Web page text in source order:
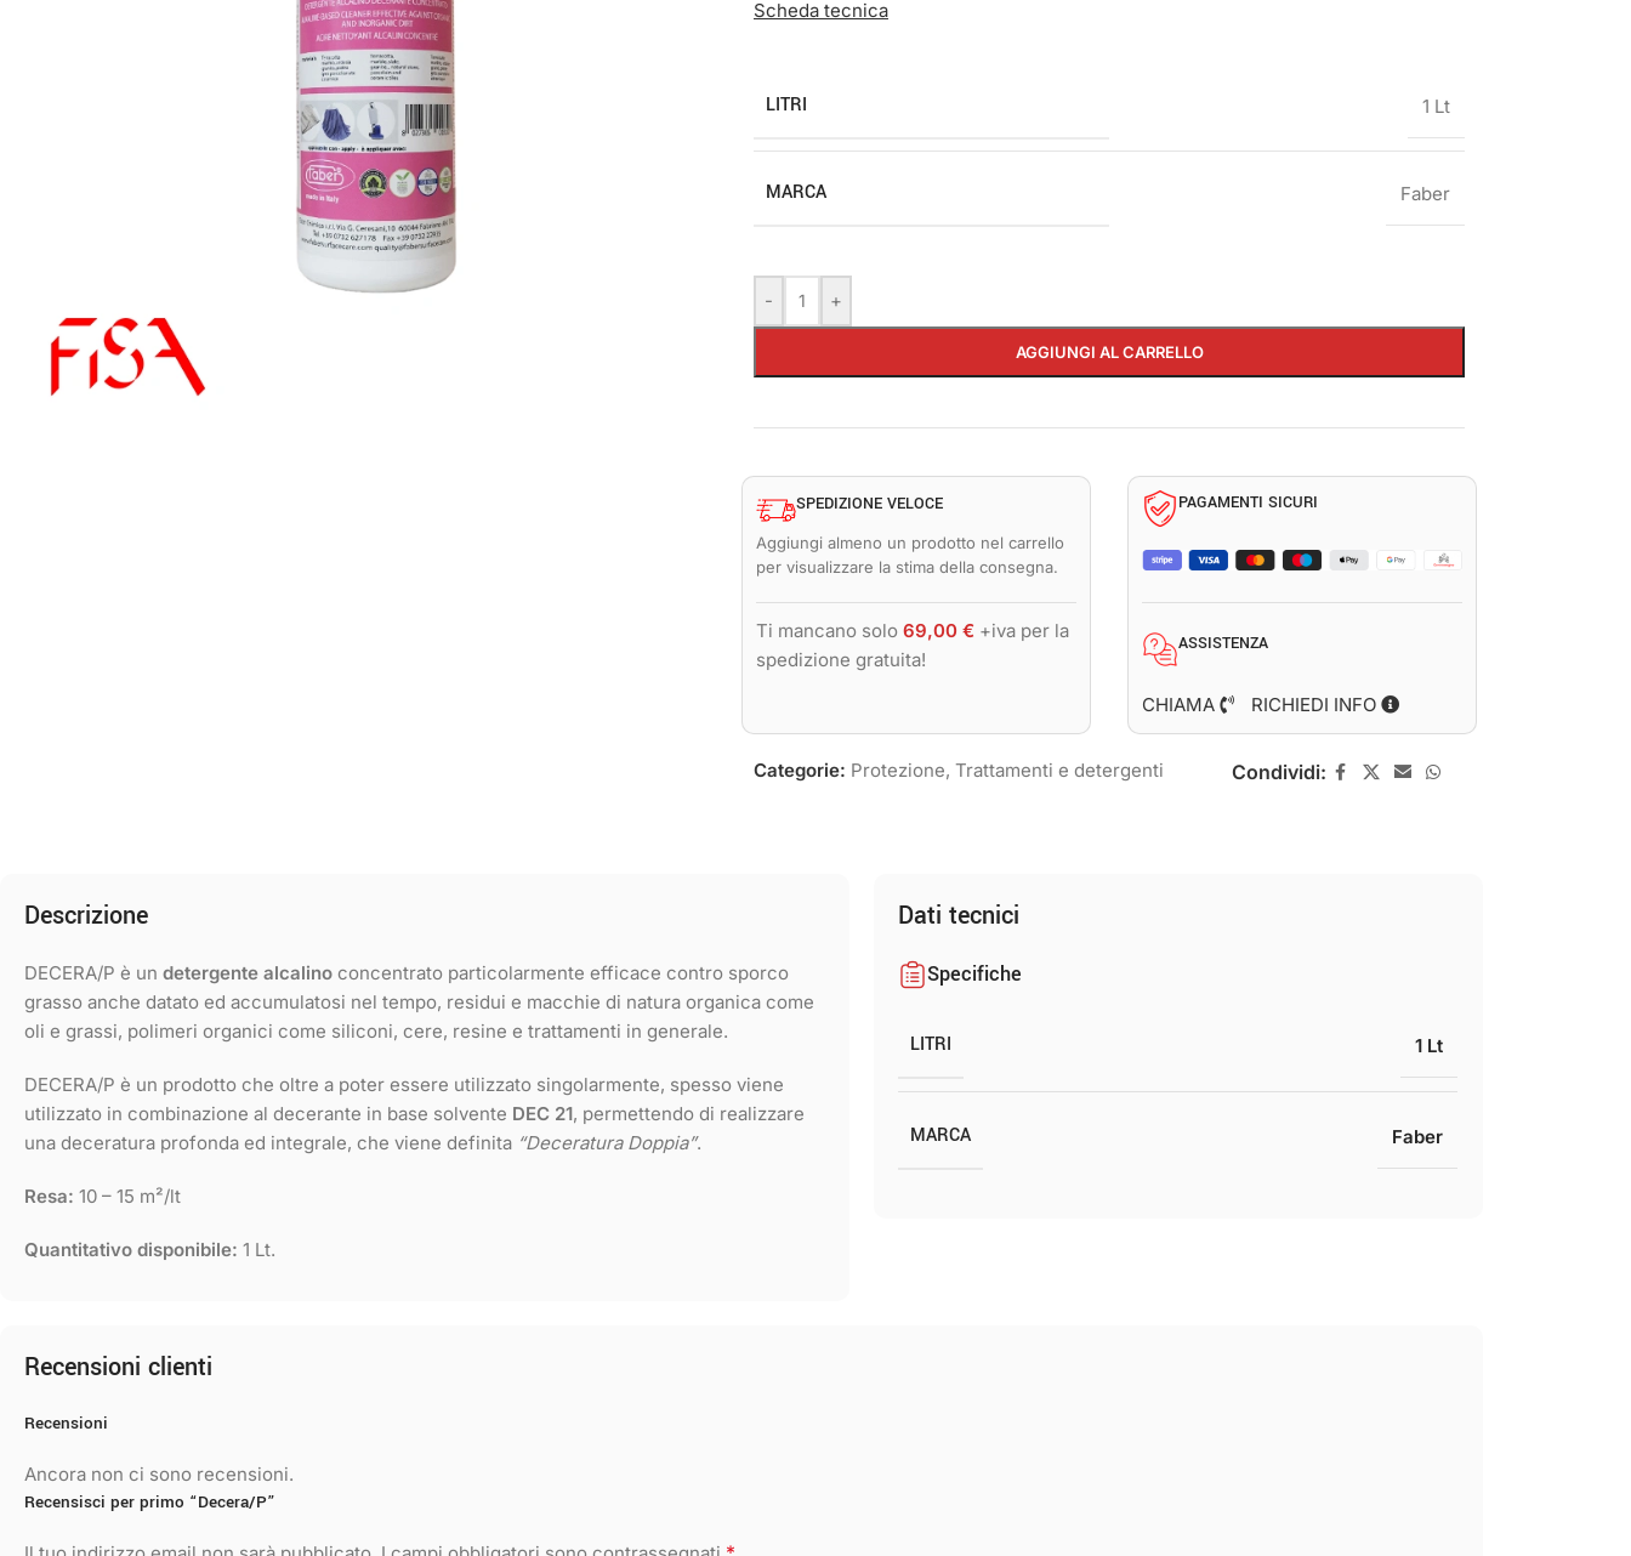
Scheda tecnica
LITRI 1 Lt
MARCA Faber
- +
AGGIUNGI AL CARRELLO
SPEDIZIONE VELOCE
Aggiungi almeno un prodotto nel carrello
per visualizzare la stima della consegna.
Ti mancano solo 69,00 € +iva per la
spedizione gratuita!
PAGAMENTI SICURI
ASSISTENZA
CHIAMA RICHIEDI INFO
Categorie: Protezione, Trattamenti e detergenti Condividi:
Descrizione
DECERA/P è un detergente alcalino concentrato particolarmente efficace contro sporco
grasso anche datato ed accumulatosi nel tempo, residui e macchie di natura organica come
oli e grassi, polimeri organici come siliconi, cere, resine e trattamenti in generale.
DECERA/P è un prodotto che oltre a poter essere utilizzato singolarmente, spesso viene
utilizzato in combinazione al decerante in base solvente DEC 21, permettendo di realizzare
una deceratura profonda ed integrale, che viene definita “Deceratura Doppia”.
Resa: 10 – 15 m²/lt
Quantitativo disponibile: 1 Lt.
Dati tecnici
Specifiche
LITRI 1 Lt
MARCA Faber
Recensioni clienti
Recensioni
Ancora non ci sono recensioni.
Recensisci per primo “Decera/P”